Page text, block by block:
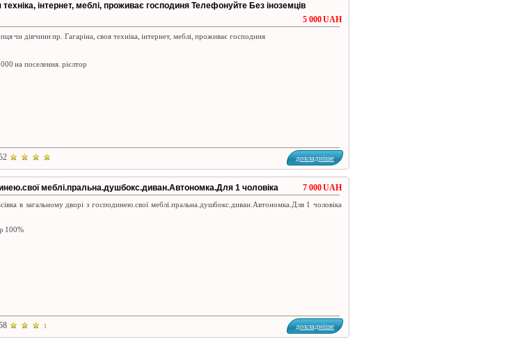
інтернет, меблі, проживає господиня Телефонуйте Без іноземців
5 000 UAH
чи дівчини пр. Гагаріна, своя техніка, інтернет, меблі, проживає господиня
на поселення. рієлтор
докладніше
меблі.пральна.душбокс.диван.Автономка.Для 1 чоловіка 7 000 UAH
в загальному дворі з господинею.свої меблі.пральна.душбокс.диван.Автономка.Для 1 чоловіка
100%
докладніше